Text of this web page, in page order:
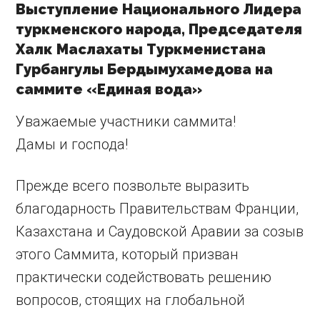
Выступление Национального Лидера
туркменского народа, Председателя
Халк Маслахаты Туркменистана
Гурбангулы Бердымухамедова на
саммите «Единая вода»
Уважаемые участники саммита!
Дамы и господа!
Прежде всего позвольте выразить
благодарность Правительствам Франции,
Казахстана и Саудовской Аравии за созыв
этого Саммита, который призван
практически содействовать решению
вопросов, стоящих на глобальной